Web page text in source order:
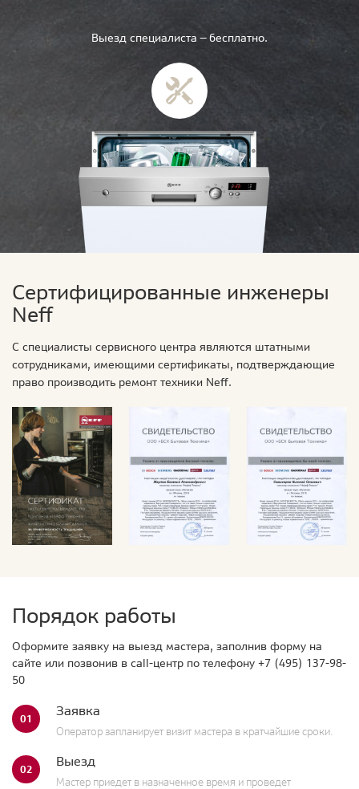
Выезд специалиста — бесплатно.
Сертифицированные инженеры
Neff
С специалисты сервисного центра являются штатными
сотрудниками, имеющими сертификаты, подтверждающие
право производить ремонт техники Neff.
Порядок работы
Оформите заявку на выезд мастера, заполнив форму на
сайте или позвонив в call-центр по телефону +7 (495) 137-98-
50
01 Заявка
Оператор запланирует визит мастера в кратчайшие сроки.
02 Выезд
Мастер приедет в назначенное время и проведет